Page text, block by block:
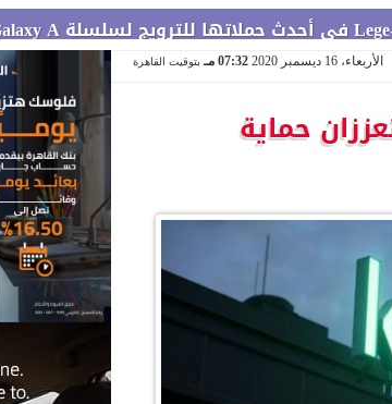
الأربعاء، 16 ديسمبر 2020 07:32 مـ بتوقيت القاهرة
حماية